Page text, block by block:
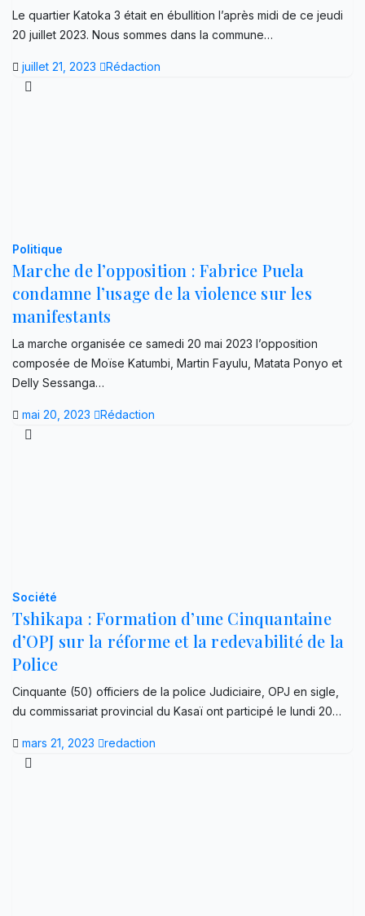
Le quartier Katoka 3 était en ébullition l’après midi de ce jeudi
20 juillet 2023. Nous sommes dans la commune…
juillet 21, 2023 Rédaction
Politique
Marche de l’opposition : Fabrice Puela
condamne l’usage de la violence sur les
manifestants
La marche organisée ce samedi 20 mai 2023 l’opposition
composée de Moïse Katumbi, Martin Fayulu, Matata Ponyo et
Delly Sessanga…
mai 20, 2023 Rédaction
Société
Tshikapa : Formation d’une Cinquantaine
d’OPJ sur la réforme et la redevabilité de la
Police
Cinquante (50) officiers de la police Judiciaire, OPJ en sigle,
du commissariat provincial du Kasaï ont participé le lundi 20…
mars 21, 2023 redaction